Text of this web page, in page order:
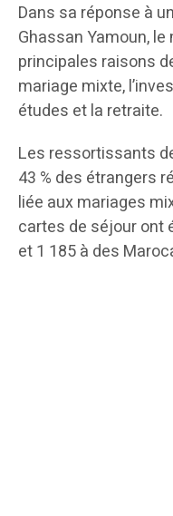
Dans sa réponse à
Ghassan Yamoun,
principales raisons
mariage mixte,
études et la retraite.
Les ressortissants
43 % des étrangers
liée aux mariages
cartes de séjour ont
et 1 185 à des